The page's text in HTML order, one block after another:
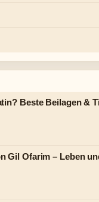
Beste Beilagen &
Gil Ofarim – Leben